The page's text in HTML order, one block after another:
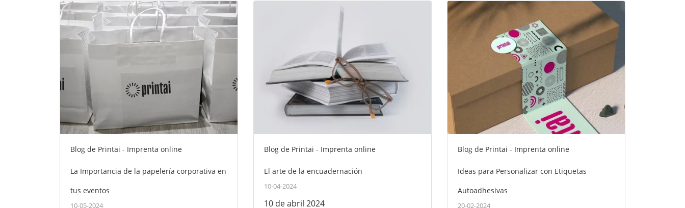
Blog de Printai - Imprenta online
La Importancia de la papelería corporativa en
tus eventos
10-05-2024
Blog de Printai - Imprenta online
El arte de la encuadernación
10-04-2024
10 de abril 2024
Blog de Printai - Imprenta online
Ideas para Personalizar con Etiquetas
Autoadhesivas
20-02-2024